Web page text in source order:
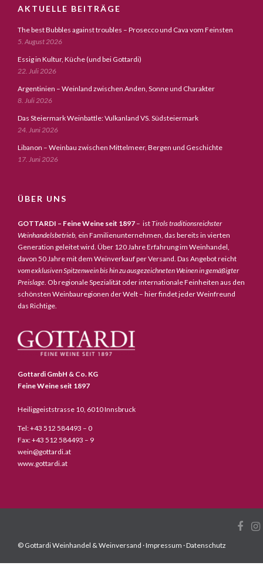
AKTUELLE BEITRÄGE
The best Bubbles against troubles – Prosecco und Cava vom Feinsten
5. August 2026
Essig in Kultur, Küche (und bei Gottardi)
22. Juli 2026
Argentinien – Weinland zwischen Anden, Sonne und Charakter
8. Juli 2026
Das Steiermark Weinbattle: Vulkanland VS. Südsteiermark
24. Juni 2026
Libanon – Weinbau zwischen Mittelmeer, Bergen und Geschichte
17. Juni 2026
ÜBER UNS
GOTTARDI – Feine Weine seit 1897 – istTirols traditionsreichster
Weinhandelsbetrieb, ein Familienunternehmen, das bereits in vierten
Generation geleitet wird. Über 120 Jahre Erfahrung im Weinhandel,
davon 50 Jahre mit dem Weinverkauf per Versand. Das Angebot reicht
vom exklusiven Spitzenwein bis hin zu ausgezeichneten Weinen in gemäßigter
Preislage . Ob regionale Spezialität oder internationale Feinheiten aus den
schönsten Weinbauregionen der Welt – hier findet jeder Weinfreund
das Richtige.
Gottardi GmbH & Co. KG
Feine Weine seit 1897
Heiliggeiststrasse 10, 6010 Innsbruck
Tel: +43 512 584493 – 0
Fax: +43 512 584493 – 9
wein@gottardi.at
www.gottardi.at
© Gottardi Weinhandel & Weinversand ·Impressum ·Datenschutz